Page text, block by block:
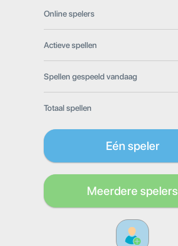
Online spelers
Actieve spellen
Spellen gespeeld vandaag
Totaal spellen
Eén speler
Meerdere spelers